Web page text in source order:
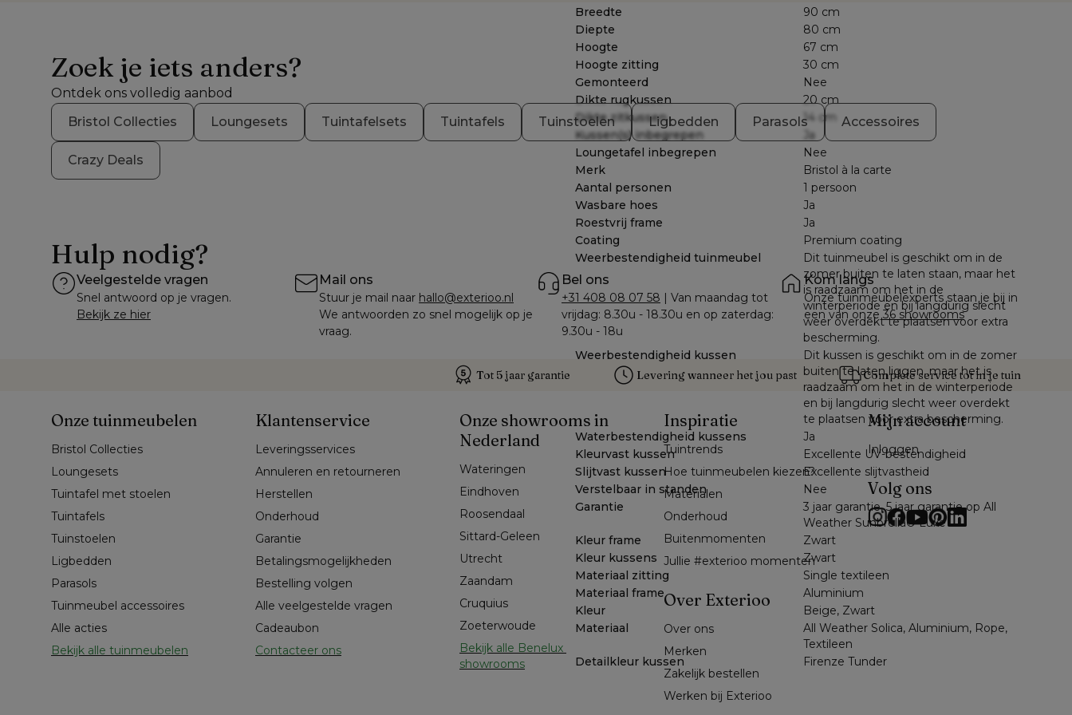
Breedte
90 cm
Diepte
80 cm
Hoogte
67 cm
Hoogte zitting
30 cm
Gemonteerd
Nee
Dikte rugkussen
20 cm
Dikte zitkussen
14 cm
Kussen(s) inbegrepen
Ja
Loungetafel inbegrepen
Nee
Merk
Bristol à la carte
Aantal personen
1 persoon
Wasbare hoes
Ja
Roestvrij frame
Ja
Coating
Premium coating
Weerbestendigheid tuinmeubel
Dit tuinmeubel is geschikt om in de
zomer buiten te laten staan, maar het
is raadzaam om het in de
winterperiode en bij langdurig slecht
weer overdekt te plaatsen voor extra
bescherming.
Weerbestendigheid kussen
Dit kussen is geschikt om in de zomer
buiten te laten liggen, maar het is
raadzaam om het in de winterperiode
en bij langdurig slecht weer overdekt
te plaatsen voor extra bescherming.
Waterbestendigheid kussens
Ja
Kleurvast kussen
Excellente UV-bestendigheid
Slijtvast kussen
Excellente slijtvastheid
Verstelbaar in standen
Nee
Garantie
3 jaar garantie, 5 jaar garantie op All
Weather Sunbrella® Luxe
Kleur frame
Zwart
Kleur kussens
Zwart
Materiaal zitting
Single textileen
Materiaal frame
Aluminium
Kleur
Beige, Zwart
Materiaal
All Weather Solica, Aluminium, Rope,
Textileen
Detailkleur kussen
Firenze Tunder
Zoek je iets anders?
Ontdek ons volledig aanbod
Bristol Collecties
Loungesets Tuintafelsets Tuintafels Tuinstoelen Ligbedden Parasols Accessoires
Crazy Deals
Hulp nodig?
Veelgestelde vragen
Snel antwoord op je vragen.
Bekijk ze hier
Mail ons
Stuur je mail naar hallo@exterioo.nl
We antwoorden zo snel mogelijk op je
vraag.
Bel ons
+31 408 08 07 58 | Van maandag tot
vrijdag: 8.30u - 18.30u en op zaterdag:
9.30u - 18u
Kom langs
Onze tuinmeubelexperts staan je bij in
een van onze 36 showrooms
Tot 5 jaar garantie Levering wanneer het jou past Complete service tot in je tuin
Onze tuinmeubelen
Bristol Collecties
Loungesets
Tuintafel met stoelen
Tuintafels
Tuinstoelen
Ligbedden
Parasols
Tuinmeubel accessoires
Alle acties
Bekijk alle tuinmeubelen
Klantenservice
Leveringsservices
Annuleren en retourneren
Herstellen
Onderhoud
Garantie
Betalingsmogelijkheden
Bestelling volgen
Alle veelgestelde vragen
Cadeaubon
Contacteer ons
Onze showrooms in
Nederland
Wateringen
Eindhoven
Roosendaal
Sittard-Geleen
Utrecht
Zaandam
Cruquius
Zoeterwoude
Bekijk alle Benelux
showrooms
Inspiratie
Tuintrends
Hoe tuinmeubelen kiezen?
Materialen
Onderhoud
Buitenmomenten
Jullie #exterioo momenten
Over Exterioo
Over ons
Merken
Zakelijk bestellen
Werken bij Exterioo
Mijn account
Inloggen
Volg ons